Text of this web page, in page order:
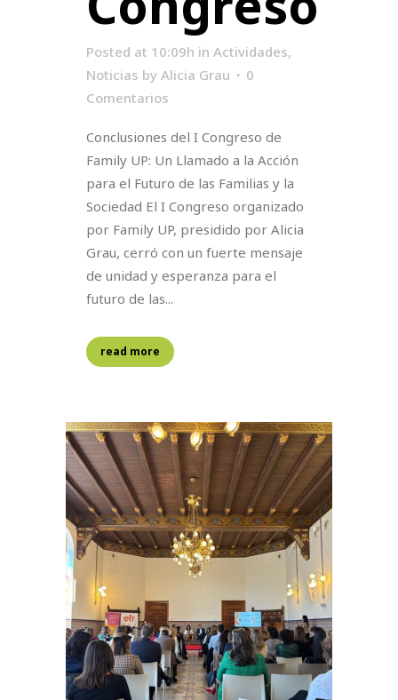
Posted at 10:09h in Actividades,
Noticias by Alicia Grau
0
Comentarios
Conclusiones del I Congreso de
Family UP: Un Llamado a la Acción
para el Futuro de las Familias y la
Sociedad El I Congreso organizado
por Family UP, presidido por Alicia
Grau, cerró con un fuerte mensaje
de unidad y esperanza para el
futuro de las...
read more